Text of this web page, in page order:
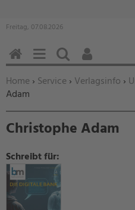
Freitag, 07.08.2026
Sie befinden sich hier:
Home › Service › Verlagsinfo ›
Adam
Christophe Adam
Schreibt für:
HOMEMENÜSUCHEN